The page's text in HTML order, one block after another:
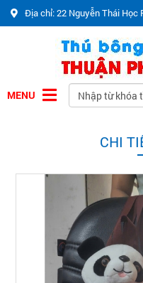
Địa chỉ: 22 Nguyễn Thái Học
MENU
CHI